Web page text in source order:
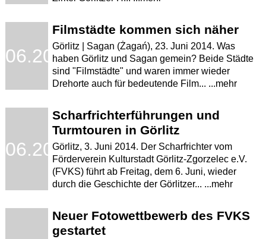
Filmstädte kommen sich näher
Görlitz | Sagan (Żagań), 23. Juni 2014. Was
haben Görlitz und Sagan gemein? Beide Städte
sind "Filmstädte" und waren immer wieder
Drehorte auch für bedeutende Film... ...mehr
Scharfrichterführungen und
Turmtouren in Görlitz
Görlitz, 3. Juni 2014. Der Scharfrichter vom
Förderverein Kulturstadt Görlitz-Zgorzelec e.V.
(FVKS) führt ab Freitag, dem 6. Juni, wieder
durch die Geschichte der Görlitzer... ...mehr
Neuer Fotowettbewerb des FVKS
gestartet